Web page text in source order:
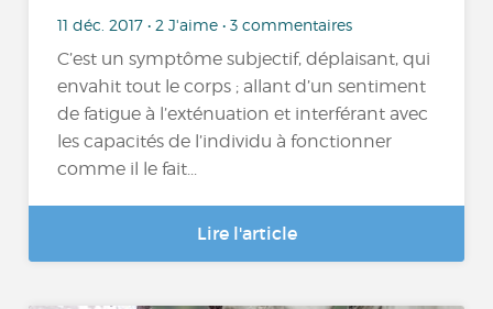
11 déc. 2017 • 2 J'aime • 3 commentaires
C’est un symptôme subjectif, déplaisant, qui
envahit tout le corps ; allant d’un sentiment
de fatigue à l’exténuation et interférant avec
les capacités de l’individu à fonctionner
comme il le fait...
Lire l'article